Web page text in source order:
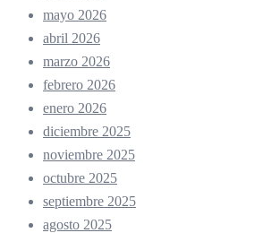
mayo 2026
abril 2026
marzo 2026
febrero 2026
enero 2026
diciembre 2025
noviembre 2025
octubre 2025
septiembre 2025
agosto 2025